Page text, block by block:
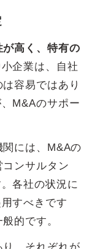
高く、特有の
企業は、自社
容易ではあり
M&Aのサポー
には、M&Aの
ンサルタン
各社の状況に
すべきです
的です。